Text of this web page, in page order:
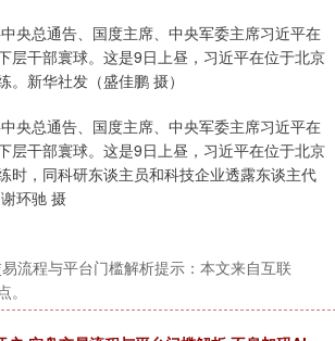
央总通告、国度主席、中央军委主席习近平在
层干部寰球。这是9日上昼，习近平在位于北京
。新华社发（盛佳鹏 摄）
央总通告、国度主席、中央军委主席习近平在
层干部寰球。这是9日上昼，习近平在位于北京
时，同科研东谈主员和科技企业透露东谈主代
环驰 摄
流程与平台门槛解析提示：本文来自互联